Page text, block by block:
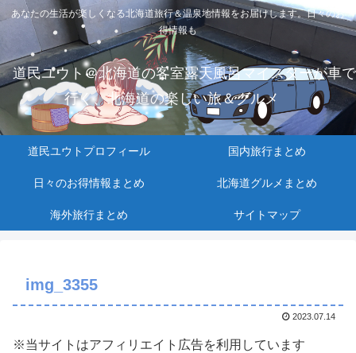
あなたの生活が楽しくなる北海道旅行＆温泉地情報をお届けします。日々のお
得情報も
道民ユウト＠北海道の客室露天風呂マイスターが車で
行く、北海道の楽しい旅＆グルメ
道民ユウトプロフィール 国内旅行まとめ
日々のお得情報まとめ 北海道グルメまとめ
海外旅行まとめ サイトマップ
img_3355
2023.07.14
※当サイトはアフィリエイト広告を利用しています